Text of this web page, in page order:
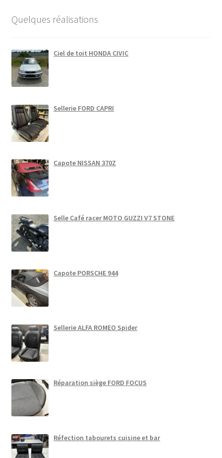
Quelques réalisations
Ciel de toit HONDA CIVIC
Sellerie FORD CAPRI
Capote NISSAN 370Z
Selle Café racer MOTO GUZZI V7 STONE
Capote PORSCHE 944
Sellerie ALFA ROMEO Spider
Réparation siège FORD FOCUS
Réfection tabourets cuisine et bar